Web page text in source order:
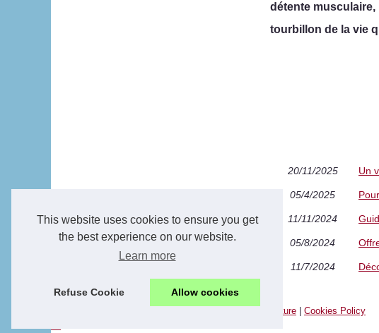
This website uses cookies to ensure you get
the best experience on our website.
Learn more
Refuse Cookie Allow cookies
détente
tourbillon de la vie
20/11/2025 Un
05/4/2025
11/11/2024
05/8/2024
11/7/2024
Site Structure
Cookies Policy